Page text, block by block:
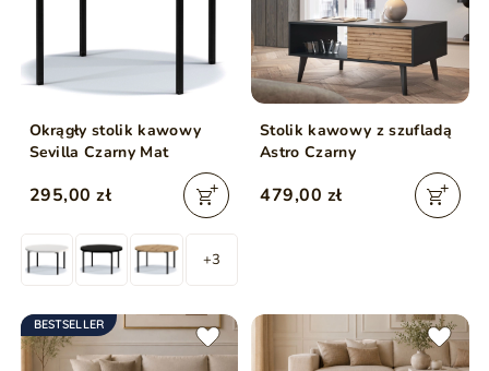
Okrągły stolik kawowy
Sevilla Czarny Mat
295,00 zł
+3
Stolik kawowy z szufladą
Astro Czarny
479,00 zł
BESTSELLER